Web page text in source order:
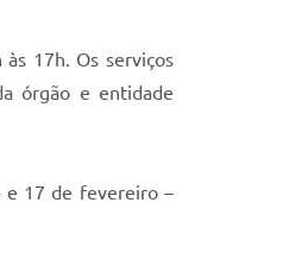
17h. Os serviços
órgão e entidade
e 17 de fevereiro –